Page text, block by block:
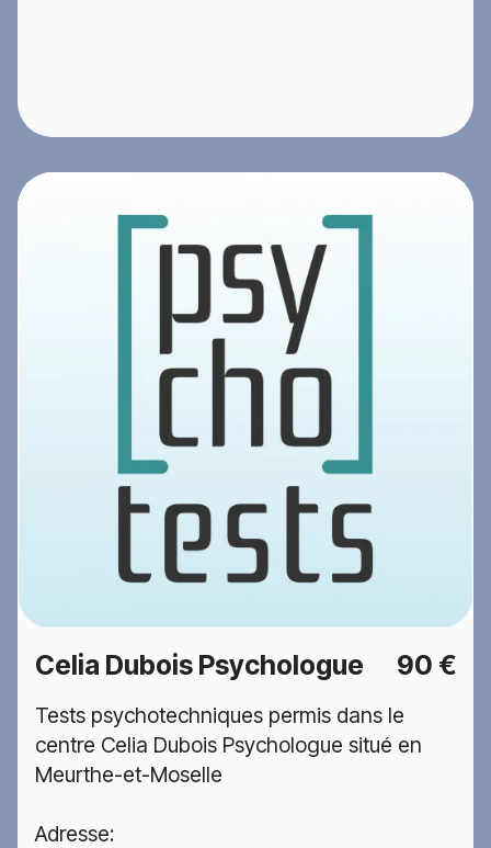
Celia Dubois Psychologue 90 €
Tests psychotechniques permis dans le
centre Celia Dubois Psychologue situé en
Meurthe-et-Moselle
Adresse: